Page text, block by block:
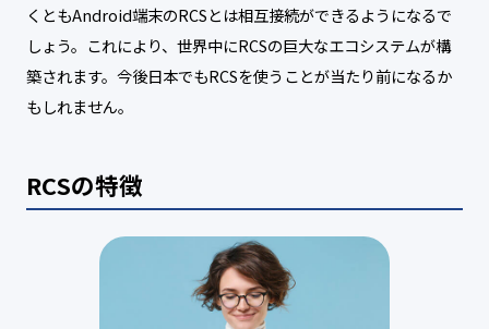
くともAndroid端末のRCSとは相互接続ができるようになるで
しょう。これにより、世界中にRCSの巨大なエコシステムが構
築されます。今後日本でもRCSを使うことが当たり前になるか
もしれません。
RCSの特徴